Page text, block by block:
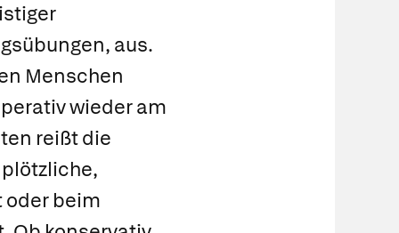
aus.
Menschen
wieder am
reißt die
oder beim